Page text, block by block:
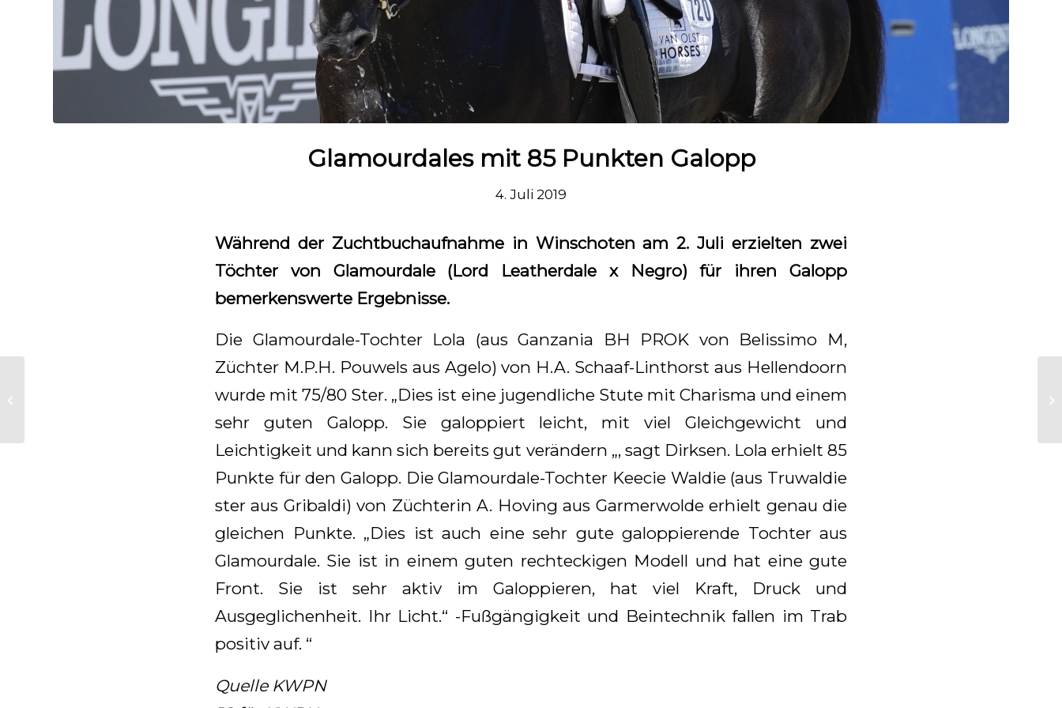
Glamourdales mit 85 Punkten Galopp
4. Juli 2019
Während der Zuchtbuchaufnahme in Winschoten am 2. Juli erzielten zwei
Töchter von Glamourdale (Lord Leatherdale x Negro) für ihren Galopp
bemerkenswerte Ergebnisse.
Die Glamourdale-Tochter Lola (aus Ganzania BH PROK von Belissimo M,
Züchter M.P.H. Pouwels aus Agelo) von H.A. Schaaf-Linthorst aus Hellendoorn
wurde mit 75/80 Ster. „Dies ist eine jugendliche Stute mit Charisma und einem
sehr guten Galopp. Sie galoppiert leicht, mit viel Gleichgewicht und
Leichtigkeit und kann sich bereits gut verändern „, sagt Dirksen. Lola erhielt 85
Punkte für den Galopp. Die Glamourdale-Tochter Keecie Waldie (aus Truwaldie
ster aus Gribaldi) von Züchterin A. Hoving aus Garmerwolde erhielt genau die
gleichen Punkte. „Dies ist auch eine sehr gute galoppierende Tochter aus
Glamourdale. Sie ist in einem guten rechteckigen Modell und hat eine gute
Front. Sie ist sehr aktiv im Galoppieren, hat viel Kraft, Druck und
Ausgeglichenheit. Ihr Licht.“ -Fußgängigkeit und Beintechnik fallen im Trab
positiv auf. “
Quelle KWPN